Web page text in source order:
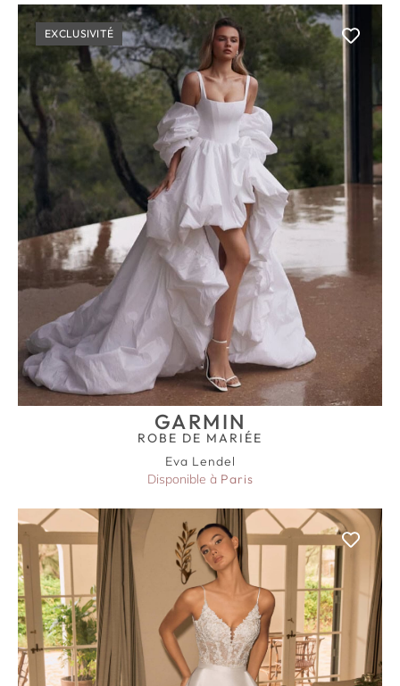
EXCLUSIVITÉ
GARMIN
ROBE DE MARIÉE
Eva Lendel
Disponible à Paris